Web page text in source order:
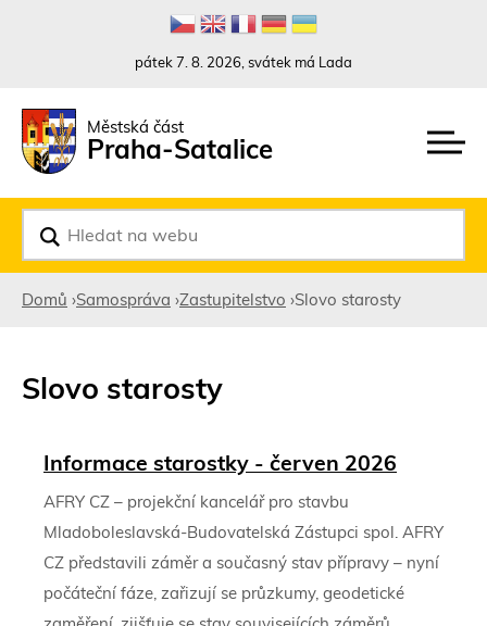
Rovnou na obsah
Rovnou na menu
Rovnou na kontakt
pátek 7. 8. 2026, svátek má Lada
Městská část
Praha-Satalice
h
e
zde
Domů ›Samospráva ›Zastupitelstvo ›Slovo starosty
Slovo starosty
Informace starostky - červen 2026
AFRY CZ – projekční kancelář pro stavbu
Mladoboleslavská-Budovatelská Zástupci spol. AFRY
CZ představili záměr a současný stav přípravy – nyní
počáteční fáze, zařizují se průzkumy, geodetické